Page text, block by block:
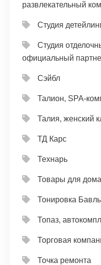
развлекательный
Студия
Студия
официальный
Сэйбл
Талион, SPA-
Талия, женский
ТД Карс
Технарь
Товары для дома
Тонировка
Топаз,
Торговая
Точка ремонта